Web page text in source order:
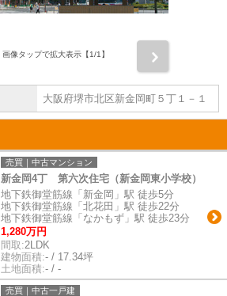
画像タップで拡大表示【1/1】
大阪府堺市北区新金岡町５丁１－１
売買｜中古マンション
新金岡4丁 第六次住宅（新金岡東小学校）
地下鉄御堂筋線「新金岡」駅 徒歩5分
地下鉄御堂筋線「北花田」駅 徒歩22分
地下鉄御堂筋線「なかもず」駅 徒歩23分
1,280万円
間取:2LDK
建物面積:- / 17.34坪
土地面積:- / -
売買｜中古一戸建